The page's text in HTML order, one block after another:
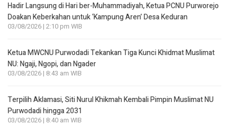
Hadir Langsung di Hari ber-Muhammadiyah, Ketua PCNU Purworejo
Doakan Keberkahan untuk ‘Kampung Aren’ Desa Keduran
03/08/2026 | 2:10 pm WIB
Ketua MWCNU Purwodadi Tekankan Tiga Kunci Khidmat Muslimat
NU: Ngaji, Ngopi, dan Ngader
03/08/2026 | 8:43 am WIB
Terpilih Aklamasi, Siti Nurul Khikmah Kembali Pimpin Muslimat NU
Purwodadi hingga 2031
03/08/2026 | 8:40 am WIB